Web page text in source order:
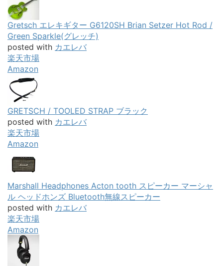
Gretsch エレキギター G6120SH Brian Setzer Hot Rod /
Green Sparkle(グレッチ)
posted with カエレバ
楽天市場
Amazon
GRETSCH / TOOLED STRAP ブラック
posted with カエレバ
楽天市場
Amazon
Marshall Headphones Acton tooth スピーカー マーシャ
ル ヘッドホンズ Bluetooth無線スピーカー
posted with カエレバ
楽天市場
Amazon